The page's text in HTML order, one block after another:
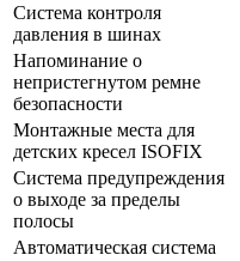
Система контроля
давления в шинах
Напоминание о
непристегнутом ремне
безопасности
Монтажные места для
детских кресел ISOFIX
Система предупреждения
о выходе за пределы
полосы
Автоматическая система